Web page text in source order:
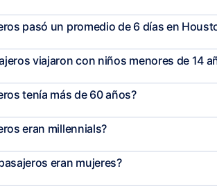
pasó un promedio de 6 días en
viajaron con niños menores de 14
tenía más de 60 años?
eran millennials?
eran mujeres?